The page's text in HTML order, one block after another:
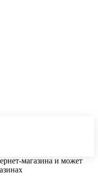
магазина и может